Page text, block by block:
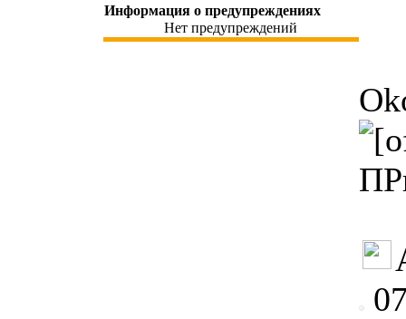
Информация о предупреждениях
Нет предупреждений